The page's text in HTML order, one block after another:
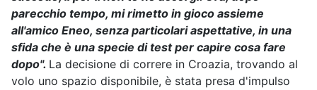
parecchio tempo, mi rimetto in gioco assieme
all'amico Eneo, senza particolari aspettative, in una
sfida che è una specie di test per capire cosa fare
dopo". La decisione di correre in Croazia, trovando al
volo uno spazio disponibile, è stata presa d'impulso